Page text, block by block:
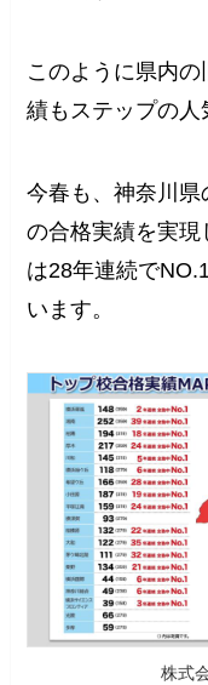
このように県内
績もステップの人
今春も、神奈川
の合格実績を実
は28年連続で
います。
株式